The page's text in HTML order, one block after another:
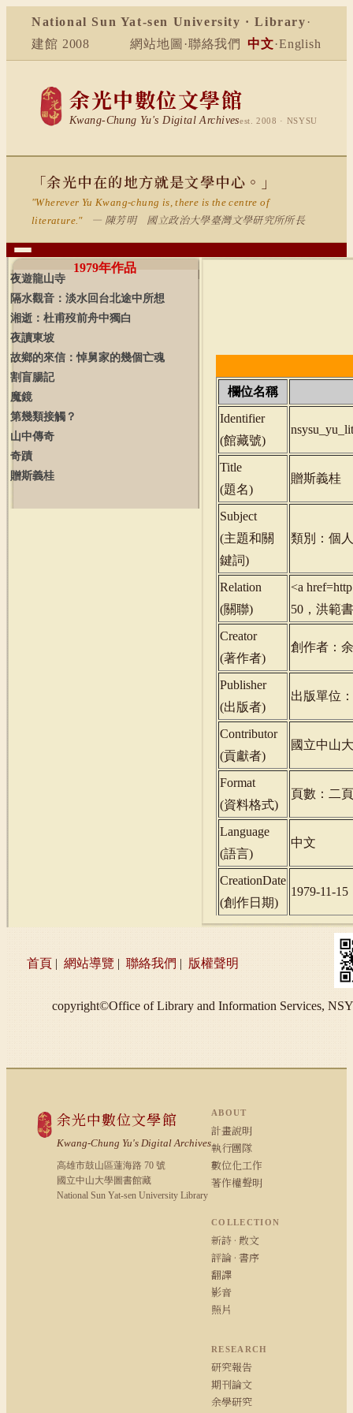
National Sun Yat-sen University · Library ·
建館 2008
網站地圖 ·聯絡我們 中文·English
余光中數位文學館
Kwang-Chung Yu's Digital Archivesest. 2008 · NSYSU
「余光中在的地方就是文學中心。」
"Wherever Yu Kwang-chung is, there is the centre of
literature."
— 陳芳明 國立政治大學臺灣文學研究所所長
1979年作品
夜遊龍山寺
隔水觀音：淡水回台北途中所想
湘逝：杜甫歿前舟中獨白
夜讀東坡
故鄉的來信：悼舅家的幾個亡魂
割盲腸記
魔鏡
第幾類接觸？
山中傳奇
奇蹟
贈斯義桂
欄位名稱
Identifier
(館藏號)
Title
(題名)
贈斯義桂
Subject
(主題和關
鍵詞)
類別：個
Relation
(關聯)
<a
50，洪範
Creator
(著作者)
創作者：
Publisher
(出版者)
出版單位
Contributor
(貢獻者)
國立中山
Format
(資料格式)
頁數：二頁
Language
(語言)
中文
CreationDate
(創作日期)
1979-11-15
首頁 | 網站導覽 | 聯絡我們 | 版權聲明
copyright©Office of Library and Information Services,
余光中數位文學館
Kwang-Chung Yu's Digital Archives
高雄市鼓山區蓮海路 70 號
國立中山大學圖書館藏
National Sun Yat-sen University Library
ABOUT
計畫說明
執行團隊
數位化工作
著作權聲明
COLLECTION
新詩 · 散文
評論 · 書序
翻譯
影音
照片
RESEARCH
研究報告
期刊論文
余學研究